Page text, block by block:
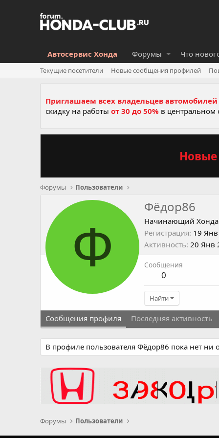
Автосервис Хонда Форумы Что
Текущие посетители Новые сообщения профилей
Приглашаем всех владельцев автомобилей
скидку на работы от 30 до 50% в центральном
Новые
Форумы Пользователи
Ф
Фёдор86
Начинающий
Регистрация 19
Активность 20 Янв
Сообщения
0
Найти
Сообщения профиля Последняя активность
В профиле пользователя Фёдор86 пока нет ни
Форумы Пользователи